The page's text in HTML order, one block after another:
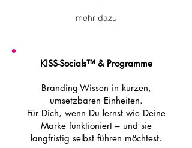
mehr dazu
KISS-Socials™& Programme
Branding-Wissen in kurzen,
umsetzbaren Einheiten.
Für Dich, wenn Du lernst wie Deine
Marke funktioniert – und sie
langfristig selbst führen möchtest.